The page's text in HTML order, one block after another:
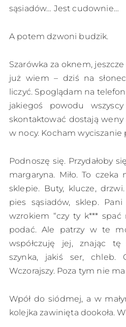
sąsiadów… Jest cudownie…
A potem dzwoni budzik.
Szarówka za oknem,
już wiem – dziś na
liczyć. Spoglądam na
jakiegoś powodu
skontaktować dostają
w nocy. Kocham
Podnoszę się. Przydałoby
margaryna. Miło. To
sklepie. Buty, klucze,
pies sąsiadów, sklep.
wzrokiem “czy ty k*** spać
podać. Ale patrzy w te
współczuję jej, znając tę
szynka, jakiś ser,
Wczorajszy. Poza tym nie
Wpół do siódmej, a w
kolejka zawinięta dookoła.